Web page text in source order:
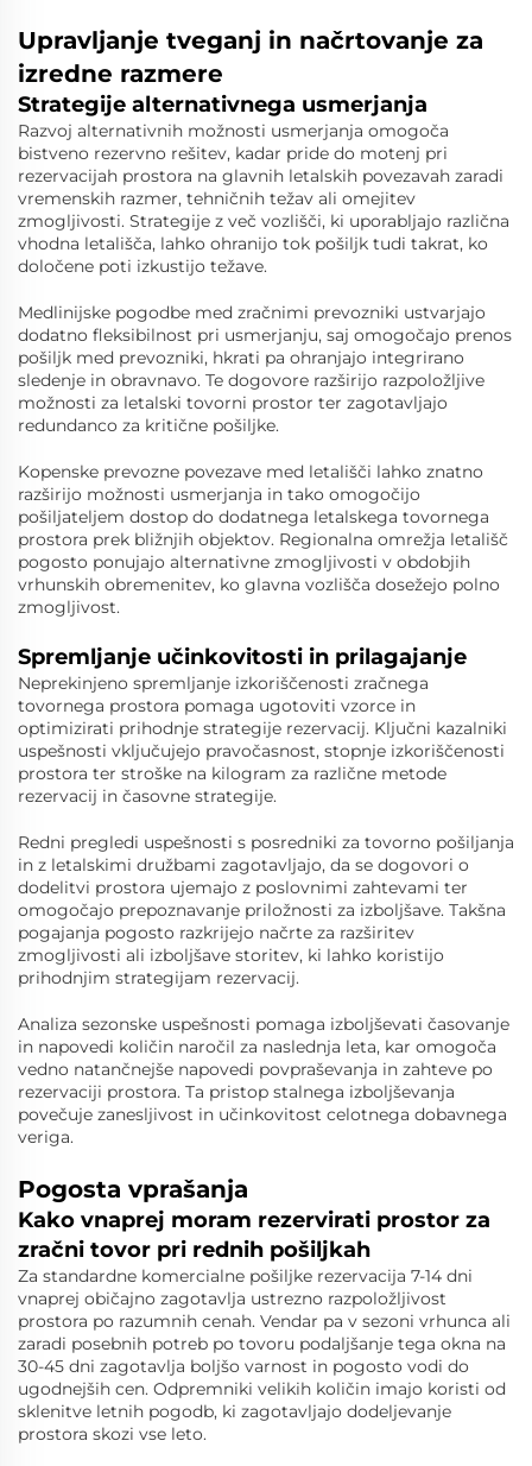
Upravljanje tveganj in načrtovanje za
izredne razmere
Strategije alternativnega usmerjanja
Razvoj alternativnih možnosti usmerjanja omogoča
bistveno rezervno rešitev, kadar pride do motenj pri
rezervacijah prostora na glavnih letalskih povezavah zaradi
vremenskih razmer, tehničnih težav ali omejitev
zmogljivosti. Strategije z več vozlišči, ki uporabljajo različna
vhodna letališča, lahko ohranijo tok pošiljk tudi takrat, ko
določene poti izkustijo težave.
Medlinijske pogodbe med zračnimi prevozniki ustvarjajo
dodatno fleksibilnost pri usmerjanju, saj omogočajo prenos
pošiljk med prevozniki, hkrati pa ohranjajo integrirano
sledenje in obravnavo. Te dogovore razširijo razpoložljive
možnosti za letalski tovorni prostor ter zagotavljajo
redundanco za kritične pošiljke.
Kopenske prevozne povezave med letališči lahko znatno
razširijo možnosti usmerjanja in tako omogočijo
pošiljateljem dostop do dodatnega letalskega tovornega
prostora prek bližnjih objektov. Regionalna omrežja letališč
pogosto ponujajo alternativne zmogljivosti v obdobjih
vrhunskih obremenitev, ko glavna vozlišča dosežejo polno
zmogljivost.
Spremljanje učinkovitosti in prilagajanje
Neprekinjeno spremljanje izkoriščenosti zračnega
tovornega prostora pomaga ugotoviti vzorce in
optimizirati prihodnje strategije rezervacij. Ključni kazalniki
uspešnosti vključujejo pravočasnost, stopnje izkoriščenosti
prostora ter stroške na kilogram za različne metode
rezervacij in časovne strategije.
Redni pregledi uspešnosti s posredniki za tovorno pošiljanja
in z letalskimi družbami zagotavljajo, da se dogovori o
dodelitvi prostora ujemajo z poslovnimi zahtevami ter
omogočajo prepoznavanje priložnosti za izboljšave. Takšna
pogajanja pogosto razkrijejo načrte za razširitev
zmogljivosti ali izboljšave storitev, ki lahko koristijo
prihodnjim strategijam rezervacij.
Analiza sezonske uspešnosti pomaga izboljševati časovanje
in napovedi količin naročil za naslednja leta, kar omogoča
vedno natančnejše napovedi povpraševanja in zahteve po
rezervaciji prostora. Ta pristop stalnega izboljševanja
povečuje zanesljivost in učinkovitost celotnega dobavnega
veriga.
Pogosta vprašanja
Kako vnaprej moram rezervirati prostor za
zračni tovor pri rednih pošiljkah
Za standardne komercialne pošiljke rezervacija 7-14 dni
vnaprej običajno zagotavlja ustrezno razpoložljivost
prostora po razumnih cenah. Vendar pa v sezoni vrhunca ali
zaradi posebnih potreb po tovoru podaljšanje tega okna na
30-45 dni zagotavlja boljšo varnost in pogosto vodi do
ugodnejših cen. Odpremniki velikih količin imajo koristi od
sklenitve letnih pogodb, ki zagotavljajo dodeljevanje
prostora skozi vse leto.